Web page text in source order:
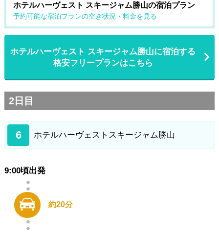
ホテルハーヴェスト スキージャム勝山の宿泊プラン
予約可能な宿泊プランの空き状況・料金を見る
ホテルハーヴェスト スキージャム勝山に宿泊する
格安フリープランはこちら
2日目
6 ホテルハーヴェストスキージャム勝山
9:00頃出発
約20分